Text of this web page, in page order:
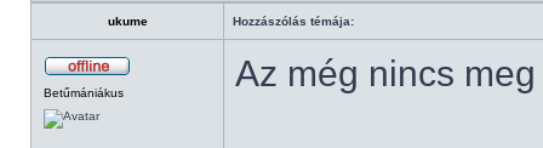
ukume Hozzászólás témája:
Betűmániákus Az még nincs